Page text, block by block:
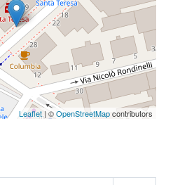
Leaflet | ©OpenStreetMapcontributors